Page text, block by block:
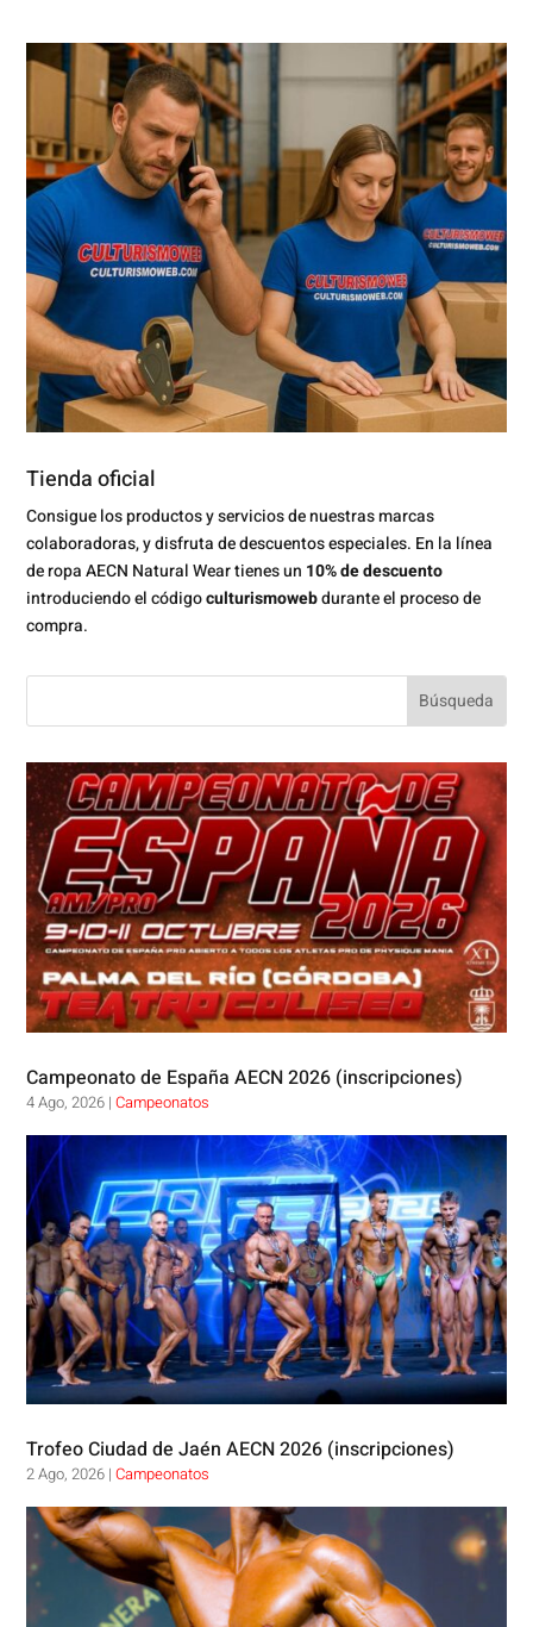
Tienda oficial
Consigue los productos y servicios de nuestras marcas
colaboradoras, y disfruta de descuentos especiales. En la línea
de ropa AECN Natural Wear tienes un 10% de descuento
introduciendo el códigoculturismowebdurante el proceso de
compra.
Campeonato de España AECN 2026 (inscripciones)
4 Ago, 2026 |Campeonatos
Trofeo Ciudad de Jaén AECN 2026 (inscripciones)
2 Ago, 2026 |Campeonatos